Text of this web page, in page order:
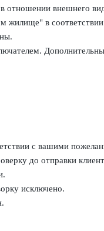
в отношении внешнего
жилище" в соответствии
с вашими
до отправки
исключено.